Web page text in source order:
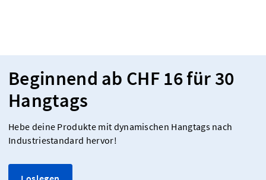
Beginnend ab CHF 16 für 30
Hangtags
Hebe deine Produkte mit dynamischen Hangtags nach
Industriestandard hervor!